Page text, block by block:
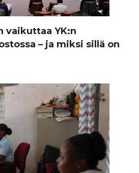
vaikuttaa YK:n
– ja miksi sillä on